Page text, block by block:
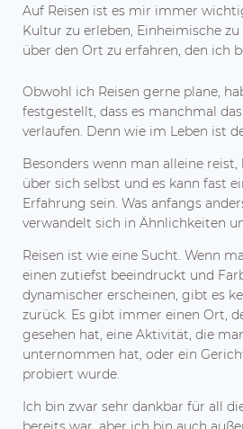
Auf Reisen ist es mir immer
Kultur zu erleben, Einheimische
über den Ort zu erfahren, den ich
Obwohl ich Reisen gerne plane,
festgestellt, dass es manchmal
verlaufen. Denn wie im Leben ist
Besonders wenn man alleine
über sich selbst und es kann fast
Erfahrung sein. Was anfangs
verwandelt sich in Ähnlichkeiten
Reisen ist wie eine Sucht. Wenn
einen zutiefst beeindruckt und
dynamischer erscheinen, gibt es
zurück. Es gibt immer einen Ort,
gesehen hat, eine Aktivität, die
unternommen hat, oder ein
probiert wurde.
Ich bin zwar sehr dankbar für all